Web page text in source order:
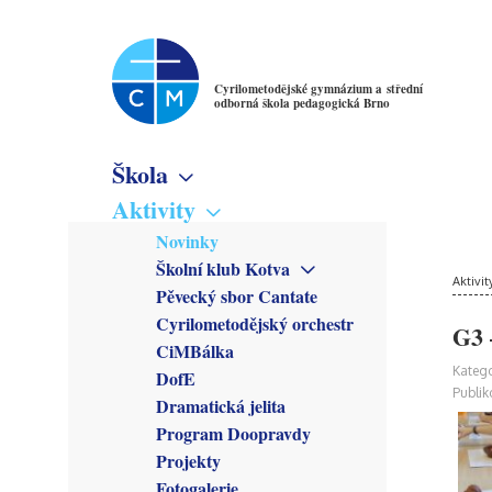
Cyrilometodějské gymnázium a střední
odborná škola pedagogická Brno
Škola
Virtuální prohlídka
Školné
Denní studium
Večerní studium
Poslání školy
Studijní obory
Gymnázium
Pedagogické lyceum
pedagogika
Předmětové sekce
Český jazyk
Anglický jazyk
Německý jazyk
Francouzský jazyk
Latina
Zřizovatel
Školská rada
Rada školy
CM Parlament
Společenství přátel školy
Aktivity
Novinky
Školní klub Kotva
Obecné informace
Členové
Kroužky
Co se stalo
Pěvecký sbor Cantate
Cyrilometodějský orchestr
CiMBálka
DofE
Dramatická jelita
Program Doopravdy
Projekty
G3